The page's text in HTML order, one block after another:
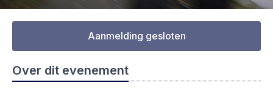
Aanmelding gesloten
Over dit evenement